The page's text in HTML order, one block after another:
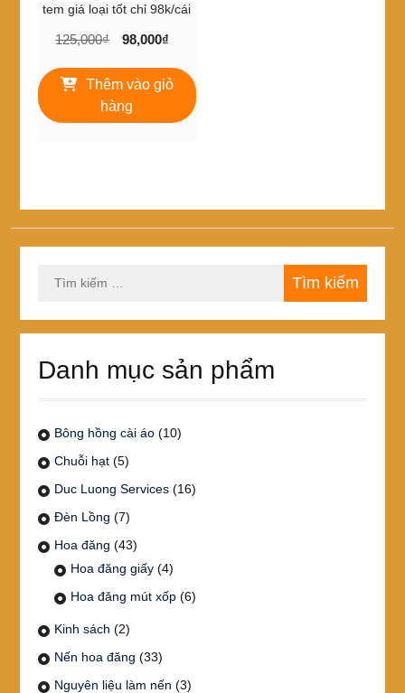
tem giá loại tốt chỉ 98k/cái
125,000₫
Giá
là:
125,000₫.
98,000₫
tại
98,000₫.
Thêm vào giỏ
hàng
kiếm
Danh mục sản phẩm
Bông hồng cài áo (10)
Chuỗi hạt (5)
Duc Luong Services (16)
Đèn Lồng (7)
Hoa đăng (43)
Hoa đăng giấy (4)
Hoa đăng mút xốp (6)
Kinh sách (2)
Nến hoa đăng (33)
Nguyên liệu làm nến (3)